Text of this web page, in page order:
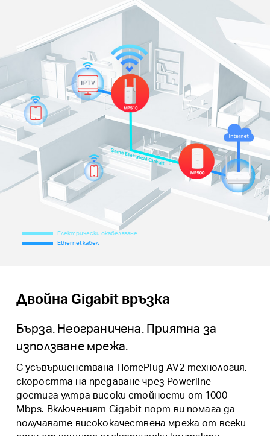
Електрически окабеляване
Ethernet кабел
Двойна Gigabit връзка
Бърза. Неограничена. Приятна за
използване мрежа.
С усъвършенствана HomePlug AV2 технология,
скоростта на предаване чрез Powerline
достига ултра високи стойности от 1000
Mbps. Включеният Gigabit порт ви помага да
получавате висококачествена мрежа от всеки